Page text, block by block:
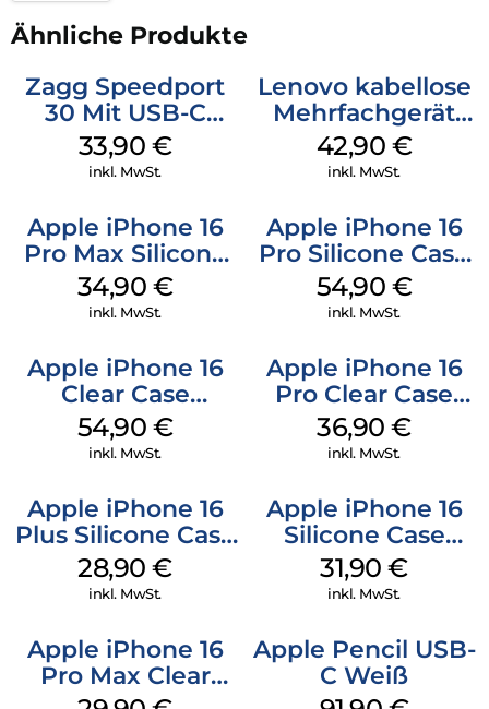
Ähnliche Produkte
Zagg Speedport
30 Mit USB-C
Kabel Weiß
33,90 €
inkl. MwSt.
Lenovo kabellose
Mehrfachgerät
Luna Grey
42,90 €
inkl. MwSt.
Apple iPhone 16
Pro Max Silicone
Case MagSafe
Denim
34,90 €
inkl. MwSt.
Apple iPhone 16
Pro Silicone Case
MagSafe Black
54,90 €
inkl. MwSt.
Apple iPhone 16
Clear Case
MagSafe
Transparent
54,90 €
inkl. MwSt.
Apple iPhone 16
Pro Clear Case
MagSafe
Transparent
36,90€
inkl. MwSt.
Apple iPhone 16
Plus Silicone Case
MagSafe Black
28,90€
inkl. MwSt.
Apple iPhone 16
Silicone Case
MagSafe Fuchsia
31,90€
inkl. MwSt.
Apple iPhone 16
Pro Max Clear
Case MagSafe
Apple Pencil USB-
C Weiß